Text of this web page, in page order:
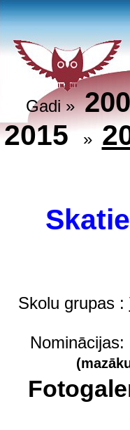
Gadi »
2015
»
Skolu grupas :
Nominācijas: